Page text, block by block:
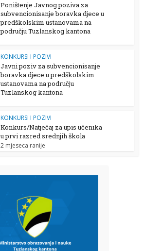
Poništenje Javnog poziva za
subvencionisanje boravka djece u
predškolskim ustanovama na
području Tuzlanskog kantona
KONKURSI I POZIVI
Javni poziv za subvencionisanje
boravka djece u predškolskim
ustanovama na području
Tuzlanskog kantona
KONKURSI I POZIVI
Konkurs/Natječaj za upis učenika
u prvi razred srednjih škola
2 mjeseca ranije